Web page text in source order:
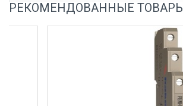
РЕКОМЕНДОВАННЫЕ ТОВАРЫ